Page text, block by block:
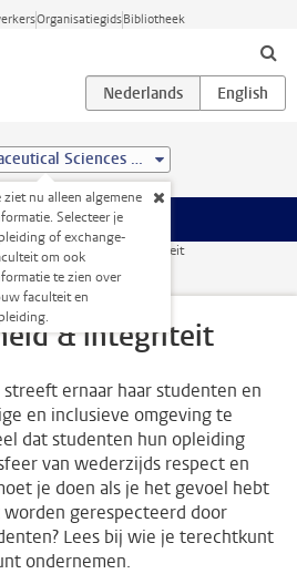
OrganisatiegidsBibliotheek
Bio-Pharmaceutical Sciences (MSc)
ziet nu alleen algemene
Selecteer je
of exchange-
om ook
te zien over
faculteit en
Sociale veiligheid & integriteit
& integriteit
ernaar haar studenten en
en inclusieve omgeving te
dat studenten hun opleiding
van wederzijds respect en
je doen als je het gevoel hebt
gerespecteerd door
Lees bij wie je terechtkunt
ondernemen.